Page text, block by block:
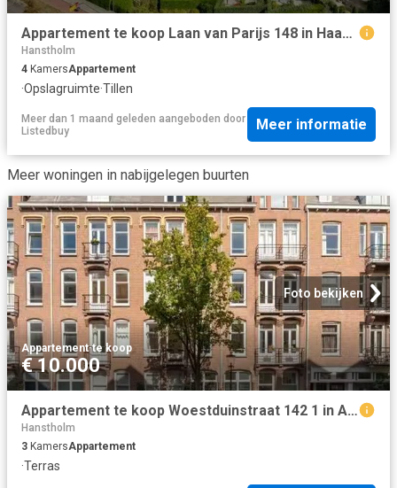
Appartement te koop Laan van Parijs 148 in Haarlem voor € 425.
Hanstholm
4 KamersAppartement
·Opslagruimte·Tillen
Meer dan 1 maand geleden aangeboden door
Listedbuy
Meer informatie
Meer woningen in nabijgelegen buurten
Foto bekijken
Appartement·te koop
€ 10.000
Appartement te koop Woestduinstraat 142 1 in Amsterdam voor €.
Hanstholm
3 KamersAppartement
·Terras